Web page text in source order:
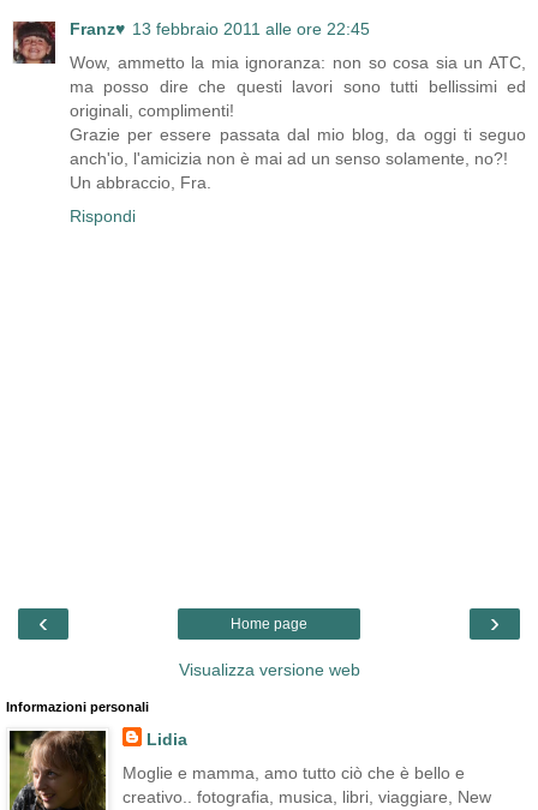
Franz♥ 13 febbraio 2011 alle ore 22:45
Wow, ammetto la mia ignoranza: non so cosa sia un ATC,
ma posso dire che questi lavori sono tutti bellissimi ed
originali, complimenti!
Grazie per essere passata dal mio blog, da oggi ti seguo
anch'io, l'amicizia non è mai ad un senso solamente, no?!
Un abbraccio, Fra.
Rispondi
‹ ›
Home page
Visualizza versione web
Informazioni personali
Lidia
Moglie e mamma, amo tutto ciò che è bello e
creativo.. fotografia, musica, libri, viaggiare, New